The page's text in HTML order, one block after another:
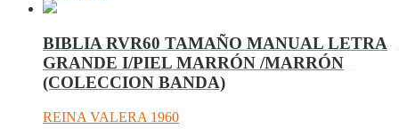
BIBLIA RVR60 TAMAÑO MANUAL LETRA
GRANDE I/PIEL MARRÓN /MARRÓN
(COLECCION BANDA)
REINA VALERA 1960